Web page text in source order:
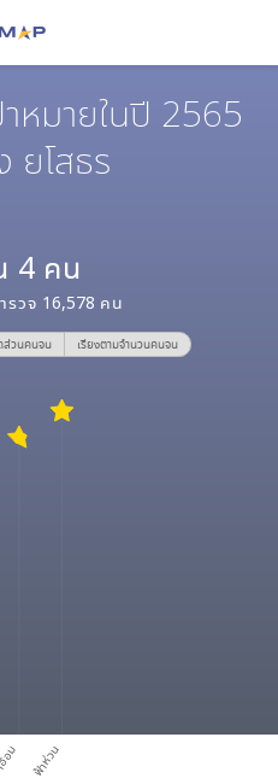
หมายในปี 2565
ยโสธร
4 คน
รวจ 16,578 คน
ส่วนคนจน เรียงตามจำนวนคนจน
ม ฟ้าห่วน